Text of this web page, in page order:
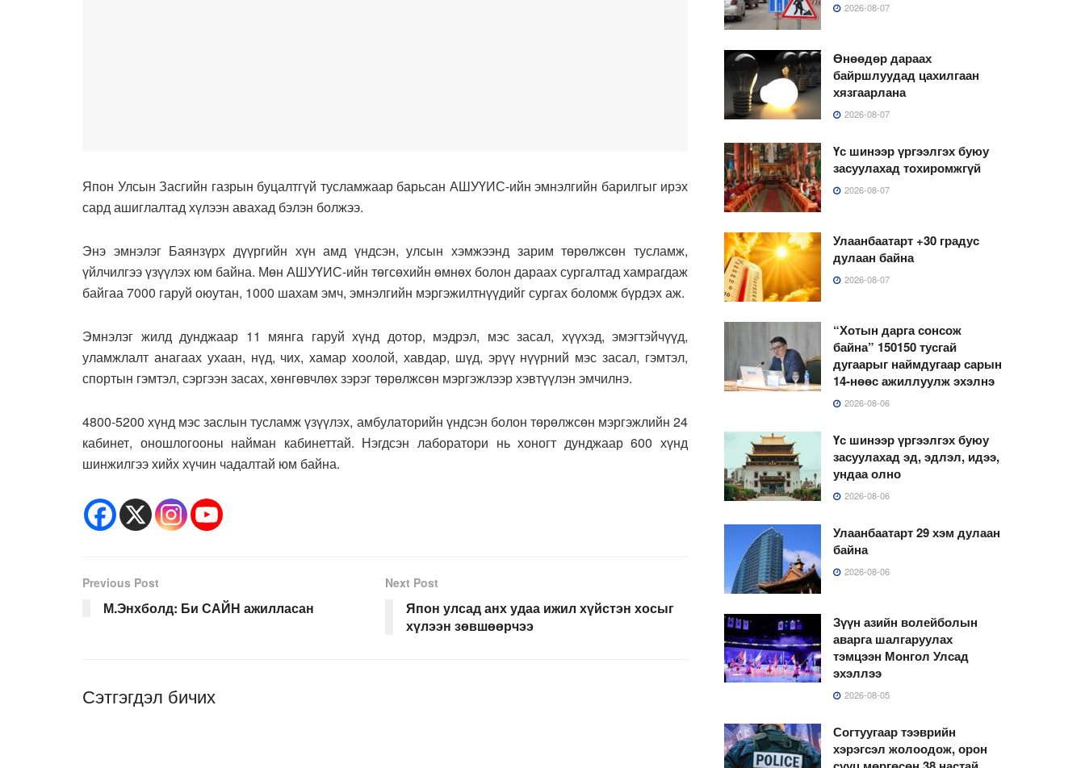
Япон Улсын Засгийн газрын буцалтгүй тусламжаар барьсан АШУҮИС-ийн эмнэлгийн барилгыг ирэх
сард ашиглалтад хүлээн авахад бэлэн болжээ.
Энэ эмнэлэг Баянзүрх дүүргийн хүн амд үндсэн, улсын хэмжээнд зарим төрөлжсөн тусламж,
үйлчилгээ үзүүлэх юм байна. Мөн АШУҮИС-ийн төгсөхийн өмнөх болон дараах сургалтад хамрагдаж
байгаа 7000 гаруй оюутан, 1000 шахам эмч, эмнэлгийн мэргэжилтнүүдийг сургах боломж бүрдэх аж.
Эмнэлэг жилд дунджаар 11 мянга гаруй хүнд дотор, мэдрэл, мэс засал, хүүхэд, эмэгтэйчүүд,
уламжлалт анагаах ухаан, нүд, чих, хамар хоолой, хавдар, шүд, эрүү нүүрний мэс засал, гэмтэл,
спортын гэмтэл, сэргээн засах, хөнгөвчлөх зэрэг төрөлжсөн мэргэжлээр хэвтүүлэн эмчилнэ.
4800-5200 хүнд мэс заслын тусламж үзүүлэх, амбулаторийн үндсэн болон төрөлжсөн мэргэжлийн 24
кабинет, оношлогооны найман кабинеттай. Нэгдсэн лаборатори нь хоногт дунджаар 600 хүнд
шинжилгээ хийх хүчин чадалтай юм байна.
Previous Post
М.Энхболд: Би САЙН ажилласан
Next Post
Япон улсад анх удаа ижил хүйстэн хосыг
хүлээн зөвшөөрчээ
Сэтгэгдэл бичих
2026-08-07
Өнөөдөр дараах
байршлуудад цахилгаан
хязгаарлана
2026-08-07
Үс шинээр үргээлгэх буюу
засуулахад тохиромжгүй
2026-08-07
Улаанбаатарт +30 градус
дулаан байна
2026-08-07
“Хотын дарга сонсож
байна” 150150 тусгай
дугаарыг наймдугаар сарын
14-нөөс ажиллуулж эхэлнэ
2026-08-06
Үс шинээр үргээлгэх буюу
засуулахад эд, эдлэл, идээ,
ундаа олно
2026-08-06
Улаанбаатарт 29 хэм дулаан
байна
2026-08-06
Зүүн азийн волейболын
аварга шалгаруулах
тэмцээн Монгол Улсад
эхэллээ
2026-08-05
Согтуугаар тээврийн
хэрэгсэл жолоодож, орон